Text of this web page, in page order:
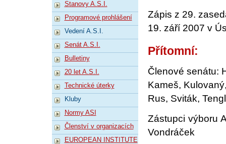
Zápis z 29.
19. září 2007 v
Přítomní:
Členové senátu:
Kameš,
Rus, Sviták,
Zástupci výboru
Vondráček
Stanovy A.S.I.
Programové prohlášení
Vedení A.S.I.
Senát A.S.I.
Bulletiny
20 let A.S.I.
Technické úterky
Kluby
Normy ASI
Členství v organizacích
EUROPEAN INSTITUTE